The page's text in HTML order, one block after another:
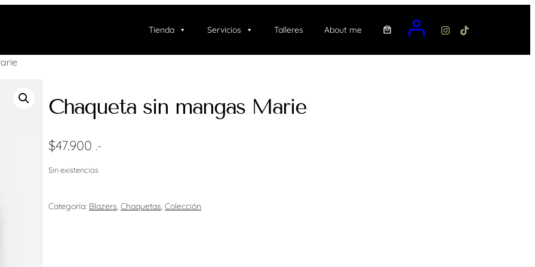
Tienda Servicios Talleres About me
Chaqueta sin mangas Marie
$47.900 .-
Sin existencias
Categoría: Blazers, Chaquetas, Colección